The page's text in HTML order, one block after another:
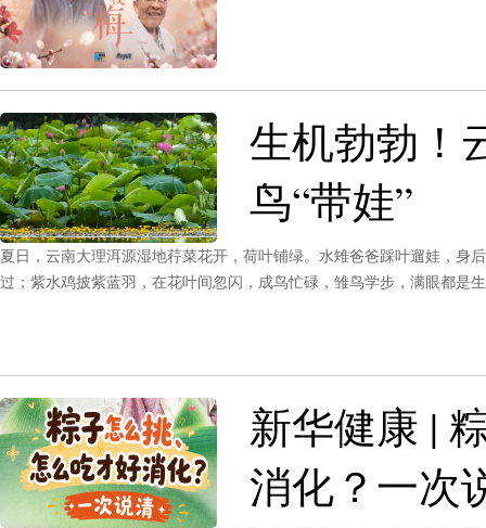
生机勃勃！
鸟“带娃”
夏日，云南大理洱源湿地荇菜花开，荷叶铺绿。水雉爸爸踩叶遛娃，身
过；紫水鸡披紫蓝羽，在花叶间忽闪，成鸟忙碌，雏鸟学步，满眼都是
新华健康 |
消化？一次